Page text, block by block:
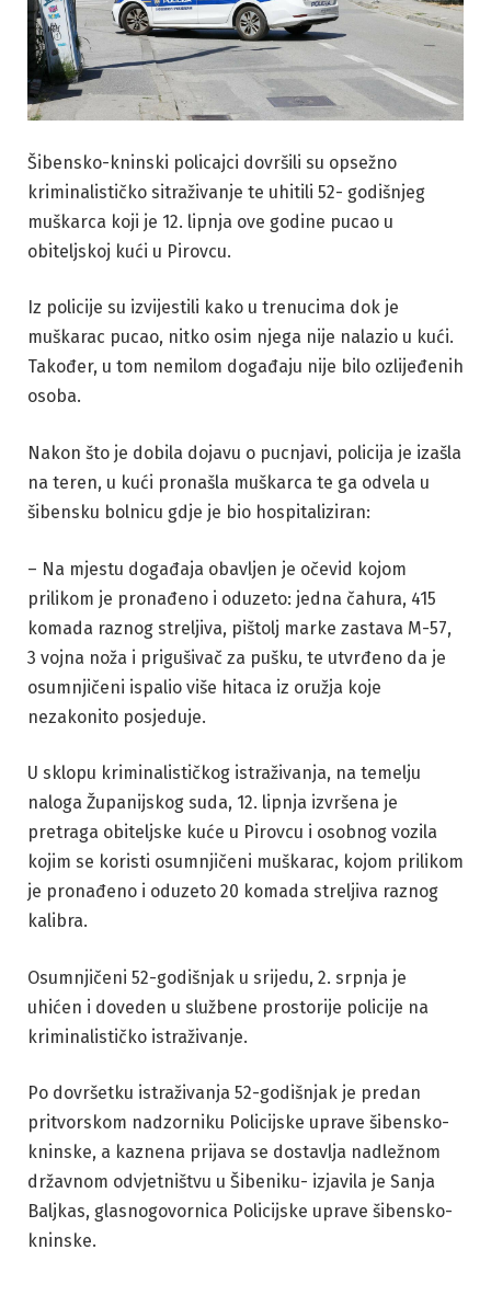
Šibensko-kninski policajci dovršili su opsežno
kriminalističko sitraživanje te uhitili 52- godišnjeg
muškarca koji je 12. lipnja ove godine pucao u
obiteljskoj kući u Pirovcu.
Iz policije su izvijestili kako u trenucima dok je
muškarac pucao, nitko osim njega nije nalazio u kući.
Također, u tom nemilom događaju nije bilo ozlijeđenih
osoba.
Nakon što je dobila dojavu o pucnjavi, policija je izašla
na teren, u kući pronašla muškarca te ga odvela u
šibensku bolnicu gdje je bio hospitaliziran:
– Na mjestu događaja obavljen je očevid kojom
prilikom je pronađeno i oduzeto: jedna čahura, 415
komada raznog streljiva, pištolj marke zastava M-57,
3 vojna noža i prigušivač za pušku, te utvrđeno da je
osumnjičeni ispalio više hitaca iz oružja koje
nezakonito posjeduje.
U sklopu kriminalističkog istraživanja, na temelju
naloga Županijskog suda, 12. lipnja izvršena je
pretraga obiteljske kuće u Pirovcu i osobnog vozila
kojim se koristi osumnjičeni muškarac, kojom prilikom
je pronađeno i oduzeto 20 komada streljiva raznog
kalibra.
Osumnjičeni 52-godišnjak u srijedu, 2. srpnja je
uhićen i doveden u službene prostorije policije na
kriminalističko istraživanje.
Po dovršetku istraživanja 52-godišnjak je predan
pritvorskom nadzorniku Policijske uprave šibensko-
kninske, a kaznena prijava se dostavlja nadležnom
državnom odvjetništvu u Šibeniku- izjavila je Sanja
Baljkas, glasnogovornica Policijske uprave šibensko-
kninske.